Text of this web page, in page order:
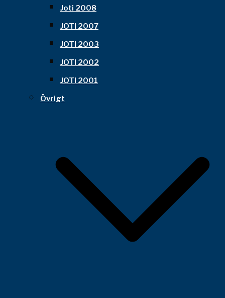
Joti 2008
JOTI 2007
JOTI 2003
JOTI 2002
JOTI 2001
Övrigt